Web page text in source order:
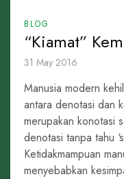
BLOG
“Kiamat”
31 May 2016
Manusia modern
antara denotasi dan
merupakan konotasi
denotasi tanpa tahu
Ketidakmampuan
menyebabkan